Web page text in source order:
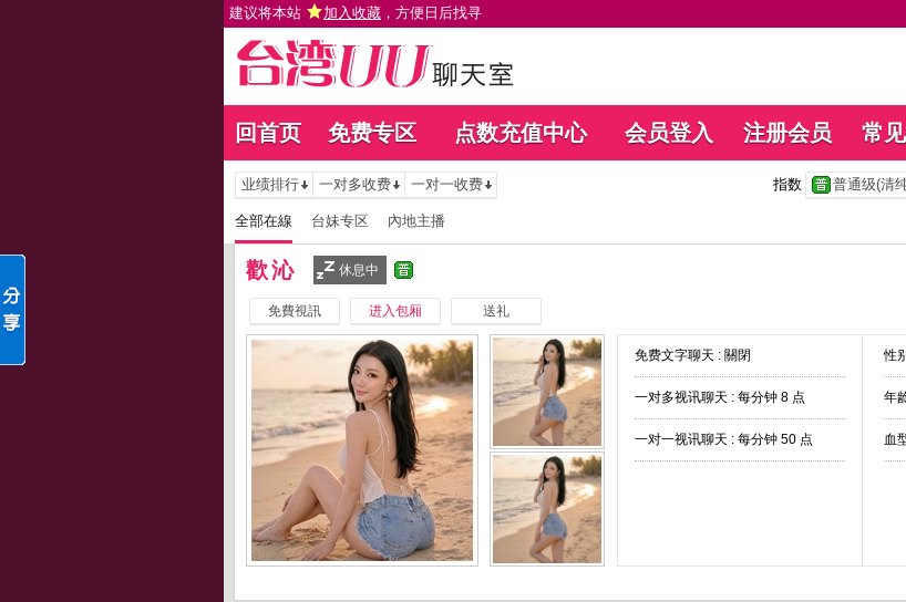
建议将本站 加入收藏 ，方便日后找寻
回首页 免费专区 点数充值中心 会员登入 注册会员 常
业绩排行 一对多收费 一对一收费 指数 普通级(清
全部在線 台妹专区 內地主播
歡沁 休息中
免費視訊 进入包厢 送礼
免费文字聊天 : 關閉
一对多视讯聊天 : 每分钟 8 点
一对一视讯聊天 : 每分钟 50 点
性
年
血